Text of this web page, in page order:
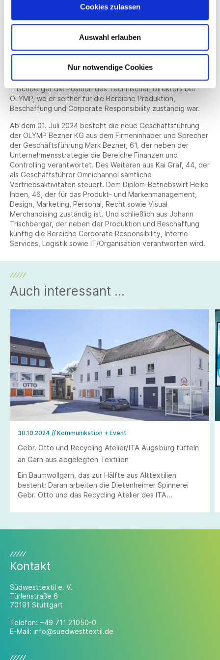
Cookies zulassen
Auswahl erlauben
Nur notwendige Cookies
Manager bei einer der führenden Vertriebsagenturen für
Bekleidungstextilien in Europa übernahm er ab 2013 die
Fabric House S. r. l. in Prato. Ab September 2017 befand er
sich in leitender Funktion bei der Manifattura Pezzetti S. r. l.
Produzenten von hochwertigen Futterstoffen für die
Bekleidungsbranche. Im März 2018 übernahm Johann
Trischberger die Position des Technischen Direktors bei
OLYMP, wo er seither für die Bereiche Produktion,
Beschaffung und Corporate Responsibility zuständig war.
Ab dem 01. Juli 2024 besteht die neue Geschäftsführung
der OLYMP Bezner KG aus dem Firmeninhaber und Sprecher
der Geschäftsführung Mark Bezner, 61, der neben der
Unternehmensstrategie die Bereiche Finanzen und
Controlling verantwortet. Des Weiteren aus Kai Graf, 44, der
als Geschäftsführer Omnichannel sämtliche
Vertriebsaktivitäten steuert. Dem Diplom-Betriebswirt Heiko
Ihben, 46, der für das Produkt- und Markenmanagement,
Design, Marketing, Personal, Recht sowie Visual
Merchandising zuständig ist. Und schließlich aus Johann
Trischberger, der neben der Produktion und Beschaffung
künftig die Bereiche Corporate Responsibility, Interne
Services, Logistik sowie IT/Organisation verantworten wird.
Auch interessant ...
30.10.2024 // Kommunikation + Event
Gebr. Otto und Recycling Atelier/ITA Augsburg tüfteln
an Garn aus abgelegten Textilien
Ein Baumwollgarn, das zur Hälfte aus Alttextilien
besteht: Daran arbeiten die Dietenheimer Spinnerei
Gebr. Otto und das Recycling Atelier des ITA
Kontakt
Südwesttextil e. V.
Türlenstraße 6
70191 Stuttgart
Telefon: +49 711 21050-0
E-Mail: info@suedwesttextil.de